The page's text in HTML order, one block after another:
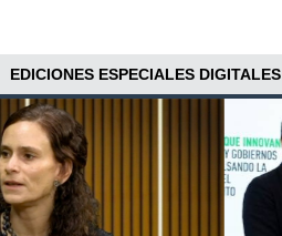
EDICIONES ESPECIALES DIGITALES